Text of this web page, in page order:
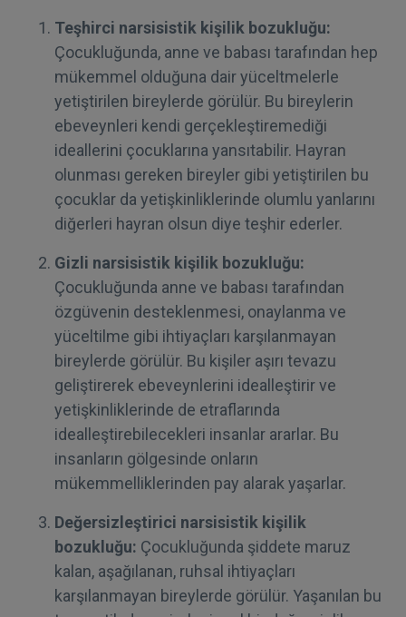
Teşhirci narsisistik kişilik bozukluğu:
Çocukluğunda, anne ve babası tarafından hep
mükemmel olduğuna dair yüceltmelerle
yetiştirilen bireylerde görülür. Bu bireylerin
ebeveynleri kendi gerçekleştiremediği
ideallerini çocuklarına yansıtabilir. Hayran
olunması gereken bireyler gibi yetiştirilen bu
çocuklar da yetişkinliklerinde olumlu yanlarını
diğerleri hayran olsun diye teşhir ederler.
Gizli narsisistik kişilik bozukluğu:
Çocukluğunda anne ve babası tarafından
özgüvenin desteklenmesi, onaylanma ve
yüceltilme gibi ihtiyaçları karşılanmayan
bireylerde görülür. Bu kişiler aşırı tevazu
geliştirerek ebeveynlerini idealleştirir ve
yetişkinliklerinde de etraflarında
idealleştirebilecekleri insanlar ararlar. Bu
insanların gölgesinde onların
mükemmelliklerinden pay alarak yaşarlar.
Değersizleştirici narsisistik kişilik
bozukluğu: Çocukluğunda şiddete maruz
kalan, aşağılanan, ruhsal ihtiyaçları
karşılanmayan bireylerde görülür. Yaşanılan bu